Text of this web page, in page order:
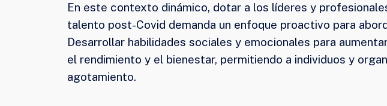
En este contexto dinámico, dotar a los líderes y
talento post-Covid demanda un enfoque proactivo para
Desarrollar habilidades sociales y emocionales para
el rendimiento y el bienestar, permitiendo a individuos y
agotamiento.